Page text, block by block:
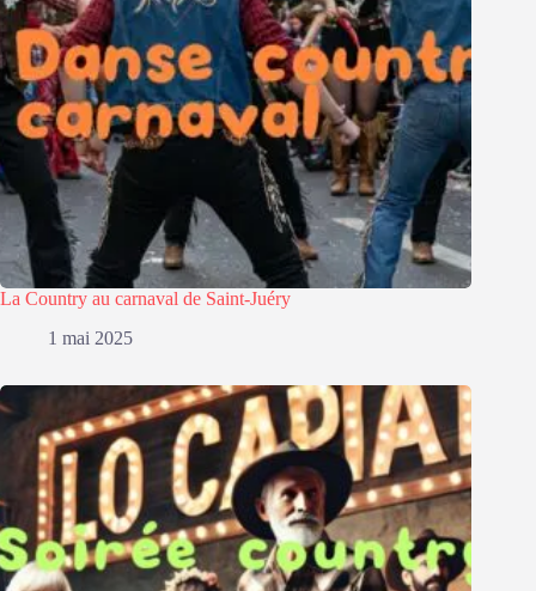
La Country au carnaval de Saint-Juéry
1 mai 2025